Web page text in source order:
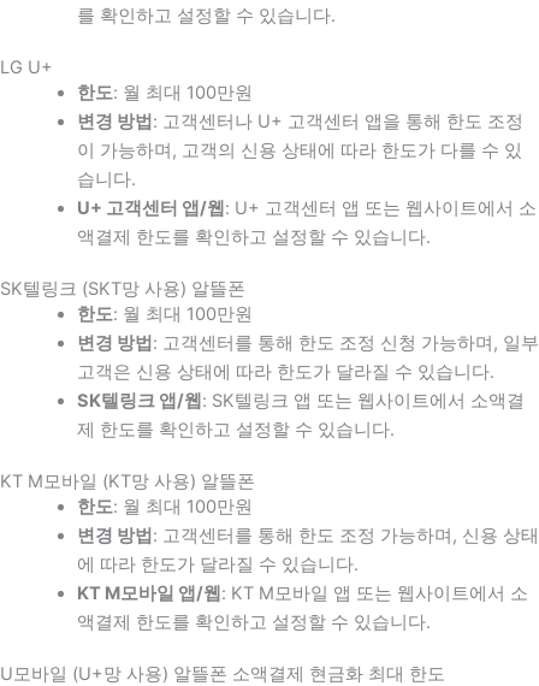
를 확인하고 설정할 수 있습니다.
LG U+
한도: 월 최대 100만원
변경 방법 : 고객센터나 U+ 고객센터 앱을 통해 한도 조정
이 가능하며, 고객의 신용 상태에 따라 한도가 다를 수 있
습니다.
U+ 고객센터 앱/웹 : U+ 고객센터 앱 또는 웹사이트에서 소
액결제 한도를 확인하고 설정할 수 있습니다.
SK텔링크 (SKT망 사용) 알뜰폰
한도: 월 최대 100만원
변경 방법 : 고객센터를 통해 한도 조정 신청 가능하며, 일부
고객은 신용 상태에 따라 한도가 달라질 수 있습니다.
SK텔링크 앱/웹 : SK텔링크 앱 또는 웹사이트에서 소액결
제 한도를 확인하고 설정할 수 있습니다.
KT M모바일 (KT망 사용) 알뜰폰
한도: 월 최대 100만원
변경 방법 : 고객센터를 통해 한도 조정 가능하며, 신용 상태
에 따라 한도가 달라질 수 있습니다.
KT M모바일 앱/웹 : KT M모바일 앱 또는 웹사이트에서 소
액결제 한도를 확인하고 설정할 수 있습니다.
U모바일 (U+망 사용) 알뜰폰 소액결제 현금화 최대 한도